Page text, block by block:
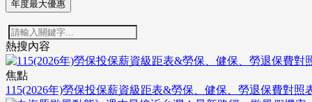
年度最大優惠
熱搜內容
焦點
115(2026年)勞保投保薪資級距表&勞保、健保、勞退保費對照